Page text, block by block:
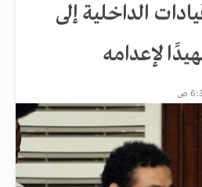
الداخلية إلى
لإعدامه